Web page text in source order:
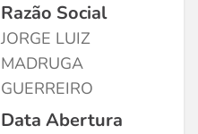
Razão Social
JORGE LUIZ
MADRUGA
GUERREIRO
Data Abertura